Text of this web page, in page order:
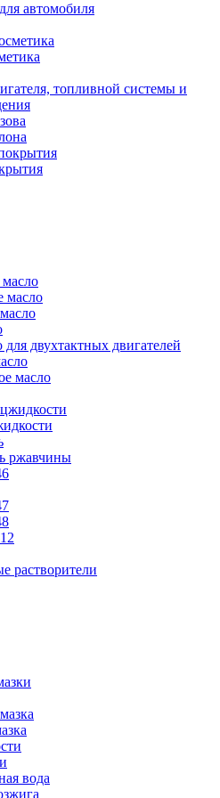
автомобиля
топливной системы и
масло
масло
двухтактных двигателей
масло
ржавчины
растворители
вода